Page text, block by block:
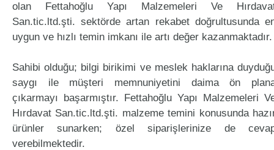
olan Fettahoğlu Yapı Malzemeleri Ve
San.tic.ltd.şti. sektörde artan rekabet doğrultusunda
uygun ve hızlı temin imkanı ile artı değer kazanmaktadır.
Sahibi olduğu; bilgi birikimi ve meslek haklarına
saygı ile müşteri memnuniyetini daima ön
çıkarmayı başarmıştır. Fettahoğlu Yapı Malzemeleri
Hırdavat San.tic.ltd.şti. malzeme temini konusunda
ürünler sunarken; özel siparişlerinize de
verebilmektedir.